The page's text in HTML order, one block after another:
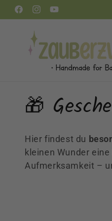
zum
Inhalt
FacebookInstagramYouTube
K
a
t
🎁
Hier findest du
kleinen Wunder eine
Aufmerksamkeit –